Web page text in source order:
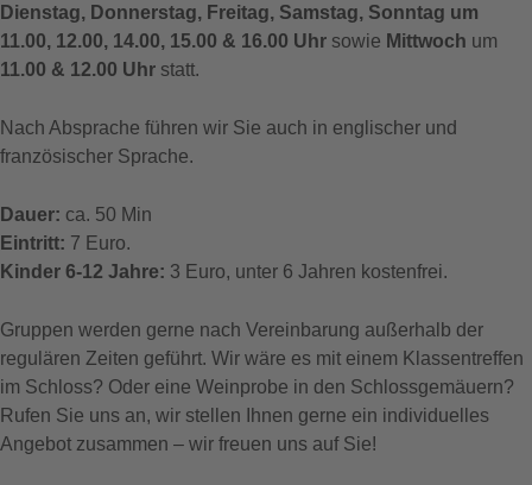
Dienstag, Donnerstag, Freitag, Samstag, Sonntag um
11.00, 12.00, 14.00, 15.00 & 16.00 Uhr sowie Mittwoch um
11.00 & 12.00 Uhr statt.
Nach Absprache führen wir Sie auch in englischer und
französischer Sprache.
Dauer: ca. 50 Min
Eintritt: 7 Euro.
Kinder 6-12 Jahre: 3 Euro, unter 6 Jahren kostenfrei.
Gruppen werden gerne nach Vereinbarung außerhalb der
regulären Zeiten geführt. Wir wäre es mit einem Klassentreffen
im Schloss? Oder eine Weinprobe in den Schlossgemäuern?
Rufen Sie uns an, wir stellen Ihnen gerne ein individuelles
Angebot zusammen – wir freuen uns auf Sie!